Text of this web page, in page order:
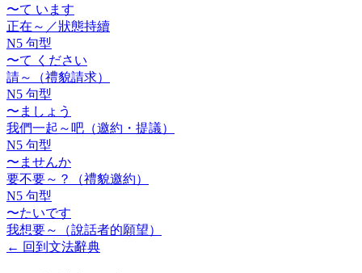
〜て います
正在～／狀態持續
N5 句型
〜て ください
請～（禮貌請求）
N5 句型
〜ましょう
我們一起～吧（邀約・提議）
N5 句型
〜ませんか
要不要～？（禮貌邀約）
N5 句型
〜たいです
我想要～（說話者的願望）
← 回到文法辭典